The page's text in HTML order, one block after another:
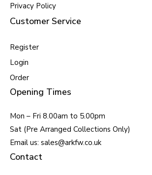
Privacy Policy
Customer Service
Register
Login
Order
Opening Times
Mon – Fri 8.00am to 5.00pm
Sat (Pre Arranged Collections Only)
Email us: sales@arkfw.co.uk
Contact